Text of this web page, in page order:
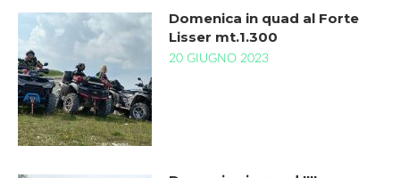
Domenica in quad al Forte
Lisser mt.1.300
20 GIUGNO 2023